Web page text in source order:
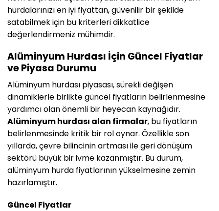
hurdalarınızı en iyi fiyattan, güvenilir bir şekilde
satabilmek için bu kriterleri dikkatlice
değerlendirmeniz mühimdir.
Alüminyum Hurdası İçin Güncel Fiyatlar
ve Piyasa Durumu
Alüminyum hurdası piyasası, sürekli değişen
dinamiklerle birlikte güncel fiyatların belirlenmesine
yardımcı olan önemli bir heyecan kaynağıdır.
Alüminyum hurdası alan firmalar, bu fiyatların
belirlenmesinde kritik bir rol oynar. Özellikle son
yıllarda, çevre bilincinin artması ile geri dönüşüm
sektörü büyük bir ivme kazanmıştır. Bu durum,
alüminyum hurda fiyatlarının yükselmesine zemin
hazırlamıştır.
Güncel Fiyatlar